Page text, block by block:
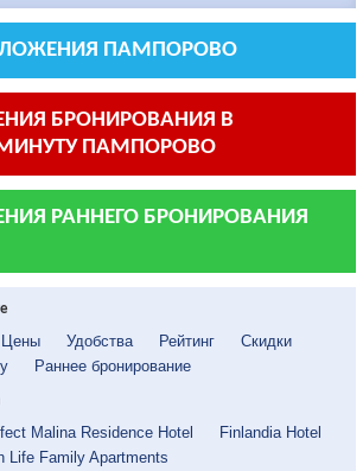
ПАМПОРОВО
БРОНИРОВАНИЯ В
ПАМПОРОВО
РАННЕГО БРОНИРОВАНИЯ
Цены Удобства Рейтинг
Скидки
Раннее бронирование
Malina Residence Hotel
Finlandia Hotel
Life Family Apartments